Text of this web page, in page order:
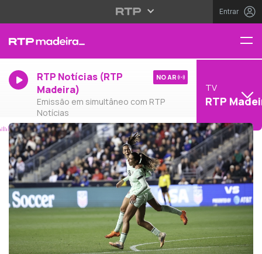
Entrar
RTP Notícias (RTP
Madeira)
Emissão em simultâneo com RTP
Notícias
NO AR
TV
RTP